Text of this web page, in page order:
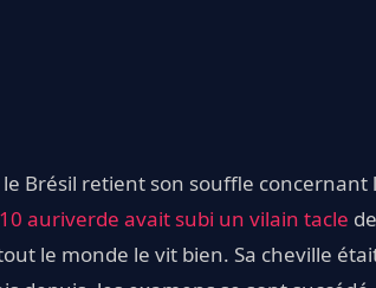
Brésil retient son souffle concernant
auriverde avait subi un vilain tacle
le monde le vit bien. Sa cheville